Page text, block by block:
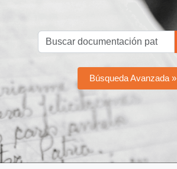
Búsqueda Avanzada »